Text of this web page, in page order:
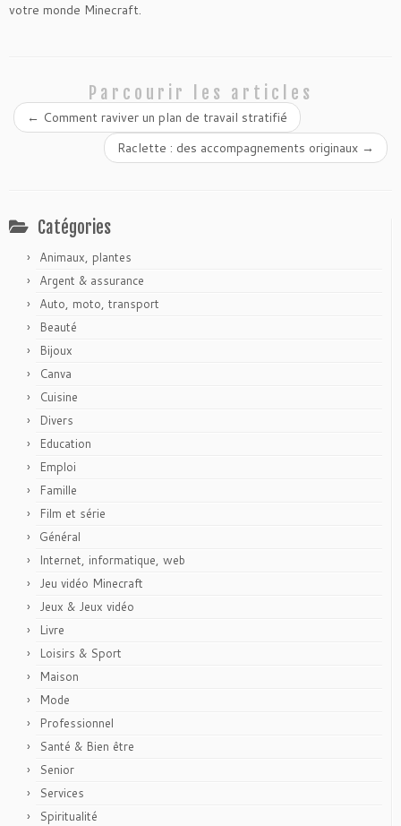
votre monde Minecraft.
Parcourir les articles
← Comment raviver un plan de travail stratifié
Raclette : des accompagnements originaux →
Catégories
Animaux, plantes
Argent & assurance
Auto, moto, transport
Beauté
Bijoux
Canva
Cuisine
Divers
Education
Emploi
Famille
Film et série
Général
Internet, informatique, web
Jeu vidéo Minecraft
Jeux & Jeux vidéo
Livre
Loisirs & Sport
Maison
Mode
Professionnel
Santé & Bien être
Senior
Services
Spiritualité